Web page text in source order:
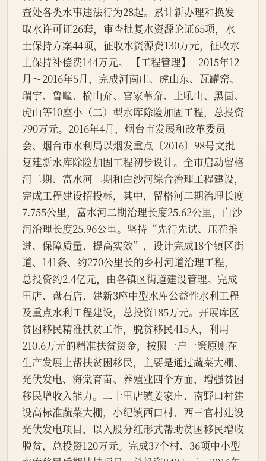
查处各类水事违法行为28起。累计新办理和换发
取水许可证26套，审查批复水资源论证65项，水
土保持方案44项，征收水资源费130万元，征收水
土保持补偿费144万元。 【工程管理】   2015年12
月～2016年5月，完成河南庄、虎山东、瓦罐窑、
瑞宇、鲁疃、榆山夼、宫家苇夼、上吼山、黑崮、
虎山等10座小（二）型水库除险加固工程，总投资
790万元。2016年4月，烟台市发展和改革委员
会、烟台市水利局以烟发重点〔2016〕98号文批
复建新水库除险加固工程初步设计。全市启动留格
河二期、富水河二期和白沙河综合治理工程建设，
完成工程建设招投标，其中，留格河二期治理长度
7.755公里，富水河二期治理长度25.62公里，白沙
河治理长度25.96公里。坚持“先行先试、压茬推
进、保障质量、提高实效”，设计完成18个镇区街
道、141条、约270公里长的乡村河道治理工程，
总投资约2.4亿元，由各镇区街道建设管理。完成
里店、盘石店、建新3座中型水库公益性水利工程
及重点水利工程建设，总投资185万元。开展库区
贫困移民精准扶贫工作，脱贫移民415人，利用
210.6万元的精准扶贫资金，按照一户一策原则在
生产发展上帮扶贫困移民，主要是通过蔬菜大棚、
光伏发电、海棠育苗、养殖业四个方面，增强贫困
移民增收入能力。二十里店镇姜家庄、南野口村建
设高标准蔬菜大棚，小纪镇西口村、西三官村建设
光伏发电项目，以入股分红形式帮助贫困移民增收
脱贫，总投资120万元。完成37个村、36项中小型